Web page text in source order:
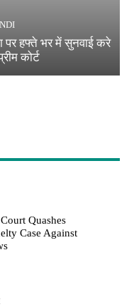
पर हफ्ते भर में सुनवाई करे
कोर्ट
Quashes
Case Against